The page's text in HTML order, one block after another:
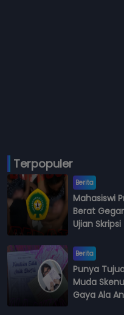
Terpopuler
Berita
Mahasiswi
Berat
Ujian Skripsi
Berita
Punya
Muda
Gaya Ala